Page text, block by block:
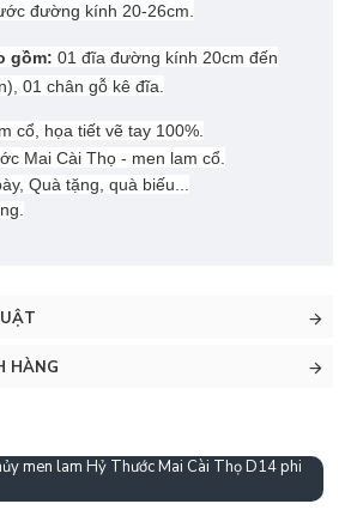
đường kính 20-26cm.
gồm: 01 đĩa đường kính 20cm đến
01 chân gỗ kê đĩa.
cổ, họa tiết vẽ tay 100%.
Mai Cài Thọ - men lam cổ.
Quà tặng, quà biếu...
HÀNG
men lam Hỷ Thước Mai Cài Thọ D14 phi